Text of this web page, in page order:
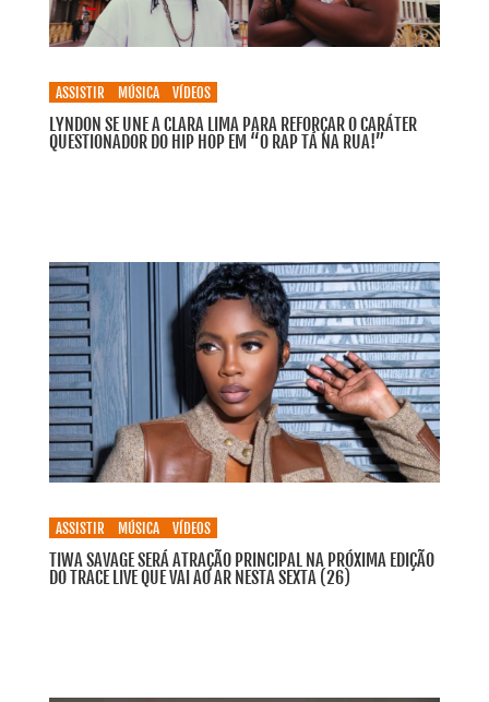
ASSISTIR MÚSICA VÍDEOS
LYNDON SE UNE A CLARA LIMA PARA REFORÇAR O CARÁTER
QUESTIONADOR DO HIP HOP EM “O RAP TÁ NA RUA!”
ASSISTIR MÚSICA VÍDEOS
TIWA SAVAGE SERÁ ATRAÇÃO PRINCIPAL NA PRÓXIMA EDIÇÃO
DO TRACE LIVE QUE VAI AO AR NESTA SEXTA (26)